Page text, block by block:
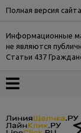
Полная версия сайта
Информационные
не являются
Статьи 437
О